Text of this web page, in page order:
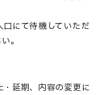
にて待機していただ
。
延期、内容の変更に